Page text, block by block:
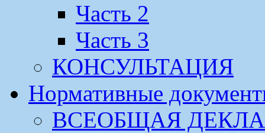
Часть 2
Часть 3
КОНСУЛЬТАЦИЯ
Нормативные
ВСЕОБЩАЯ